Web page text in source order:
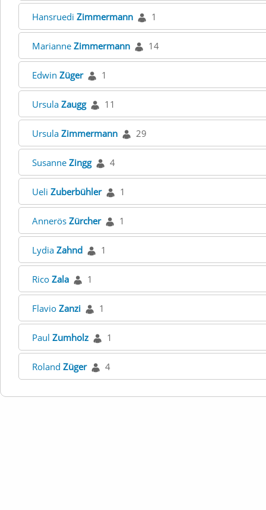
Hansruedi Zimmermann 1
Marianne Zimmermann 14
Edwin Züger 1
Ursula Zaugg 11
Ursula Zimmermann 29
Susanne Zingg 4
Ueli Zuberbühler 1
Annerös Zürcher 1
Lydia Zahnd 1
Rico Zala 1
Flavio Zanzi 1
Paul Zumholz 1
Roland Züger 4